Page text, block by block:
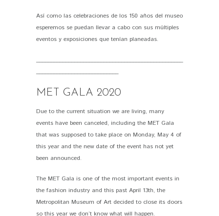
Así como las celebraciones de los 150 años del museo
esperemos se puedan llevar a cabo con sus múltiples
eventos y exposiciones que tenían planeadas.
MET GALA 2020
Due to the current situation we are living, many
events have been canceled, including the MET Gala
that was supposed to take place on Monday, May 4 of
this year and the new date of the event has not yet
been announced.
The MET Gala is one of the most important events in
the fashion industry and this past April 13th, the
Metropolitan Museum of Art decided to close its doors
so this year we don’t know what will happen.